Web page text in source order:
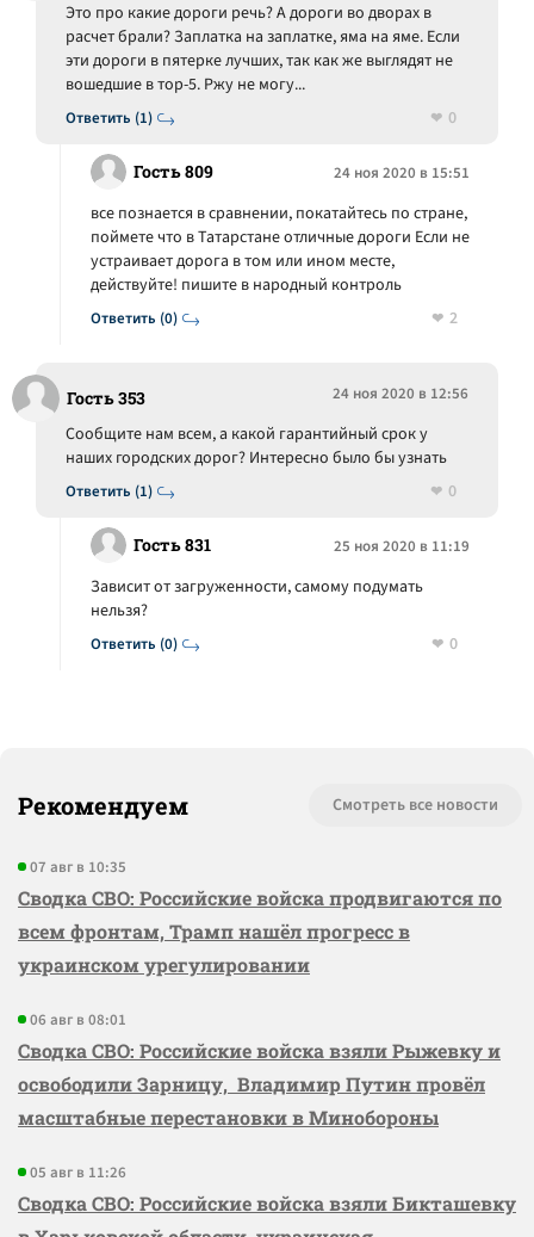
Ответить (1)
Это про какие дороги речь? А дороги во дворах в
расчет брали? Заплатка на заплатке, яма на яме. Если
эти дороги в пятерке лучших, так как же выглядят не
вошедшие в тор-5. Ржу не могу...
0
Гость 809 24 ноя 2020 в 15:51
Ответить (0)
все познается в сравнении, покатайтесь по стране,
поймете что в Татарстане отличные дороги Если не
устраивает дорога в том или ином месте,
действуйте! пишите в народный контроль
2
Гость 353 24 ноя 2020 в 12:56
Ответить (1)
Сообщите нам всем, а какой гарантийный срок у
наших городских дорог? Интересно было бы узнать
0
Гость 831 25 ноя 2020 в 11:19
Ответить (0)
Зависит от загруженности, самому подумать
нельзя?
0
Рекомендуем Смотреть все новости
07 авг в 10:35
Сводка СВО: Российские войска продвигаются по
всем фронтам, Трамп нашёл прогресс в
украинском урегулировании
06 авг в 08:01
Сводка СВО: Российские войска взяли Рыжевку и
освободили Зарницу, Владимир Путин провёл
масштабные перестановки в Минобороны
05 авг в 11:26
Сводка СВО: Российские войска взяли Бикташевку